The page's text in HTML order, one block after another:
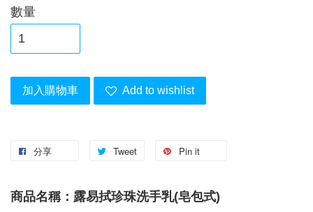
數量
加入購物車 Add to wishlist
分享 Tweet Pin it
商品名稱：露易拭珍珠洗手乳(皂包式)